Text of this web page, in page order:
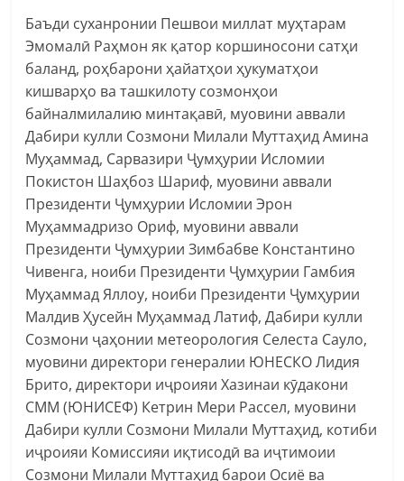
Баъди суханронии Пешвои миллат муҳтарам
Эмомалӣ Раҳмон як қатор коршиносони сатҳи
баланд, роҳбарони ҳайатҳои ҳукуматҳои
кишварҳо ва ташкилоту созмонҳои
байналмилалию минтақавӣ, муовини аввали
Дабири кулли Созмони Милали Муттаҳид Амина
Муҳаммад, Сарвазири Ҷумҳурии Исломии
Покистон Шаҳбоз Шариф, муовини аввали
Президенти Ҷумҳурии Исломии Эрон
Муҳаммадризо Ориф, муовини аввали
Президенти Ҷумҳурии Зимбабве Константино
Чивенга, ноиби Президенти Ҷумҳурии Гамбия
Муҳаммад Яллоу, ноиби Президенти Ҷумҳурии
Малдив Ҳусейн Муҳаммад Латиф, Дабири кулли
Созмони ҷаҳонии метеорология Селеста Сауло,
муовини директори генералии ЮНЕСКО Лидия
Брито, директори иҷроияи Хазинаи кӯдакони
СММ (ЮНИСЕФ) Кетрин Мери Рассел, муовини
Дабири кулли Созмони Милали Муттаҳид, котиби
иҷроияи Комиссияи иқтисодӣ ва иҷтимоии
Созмони Милали Муттаҳид барои Осиё ва